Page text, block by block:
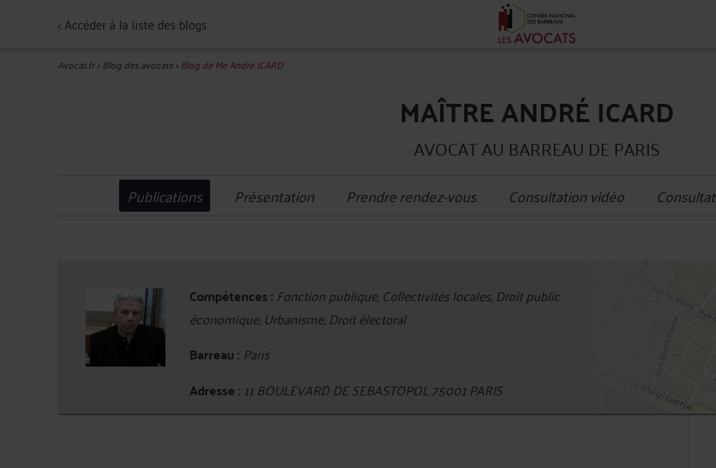
<Accéder à la liste des blogs
Avocat.fr>Blog des avocats>Blog de Me André ICARD
MAÎTRE ANDRÉ ICARD
AVOCAT AU BARREAU DE PARIS
Publications Présentation Prendre rendez-vous Consultation vidéo
Compétences : Fonction publique, Collectivités locales, Droit public
économique, Urbanisme, Droit électoral
Barreau : Paris
Adresse : 11 BOULEVARD DE SEBASTOPOL 75001 PARIS